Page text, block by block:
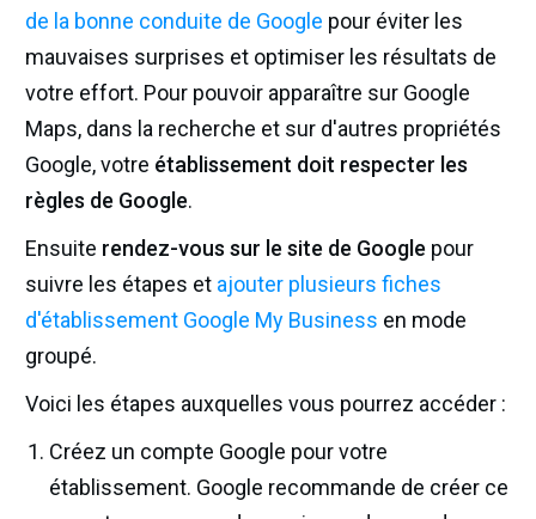
de la bonne conduite de Google pour éviter les
mauvaises surprises et optimiser les résultats de
votre effort. Pour pouvoir apparaître sur Google
Maps, dans la recherche et sur d'autres propriétés
Google, votre établissement doit respecter les
règles de Google.
Ensuite rendez-vous sur le site de Google pour
suivre les étapes et ajouter plusieurs fiches
d'établissement Google My Business en mode
groupé.
Voici les étapes auxquelles vous pourrez accéder :
Créez un compte Google pour votre
établissement. Google recommande de créer ce